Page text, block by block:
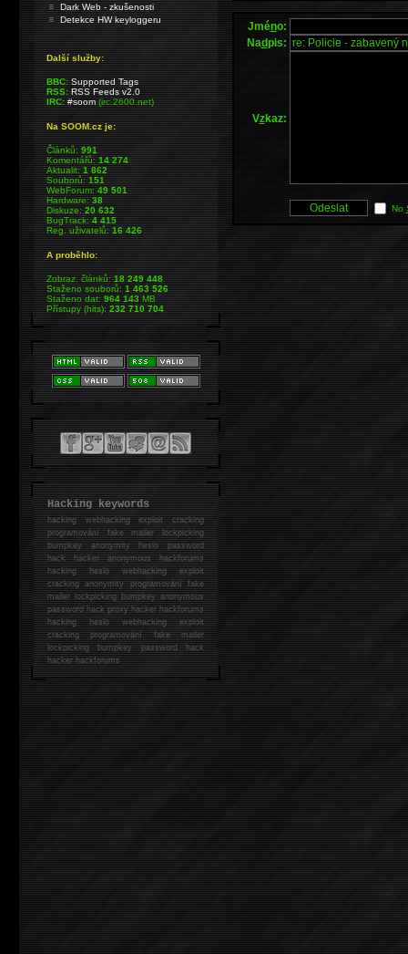
Jméno:
Nadpis:
Vzkaz:
No
Dark Web - zkušenosti
Detekce HW keyloggeru
Další služby:
BBC: Supported Tags
RSS: RSS Feeds v2.0
IRC: #soom(irc.2600.net)
Na SOOM.cz je:
Článků:991
Komentářů:14 274
Aktualit:1 862
Souborů:151
WebForum:49 501
Hardware:38
Diskuze:20 632
BugTrack:4 415
Reg. uživatelů:16 426
A proběhlo:
Zobraz. článků:18 249 448
Staženo souborů:1 463 526
Staženo dat:964 143MB
Přístupy (hits):232 710 704
Hacking keywords
hackingwebhacking exploit cracking
programování fake mailer lockpicking
bumpkey anonymity heslo password
hackhacker anonymous hackforums
hackingheslo webhacking exploit
cracking anonymity programování fake
mailer lockpicking bumpkey anonymous
password hack proxy hacker hackforums
hacking heslo webhacking exploit
cracking programování fake mailer
lockpicking bumpkey password hack
hackerhackforums